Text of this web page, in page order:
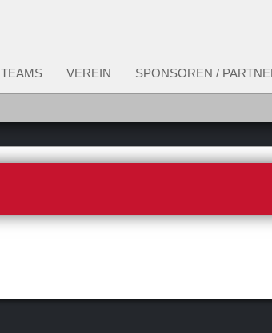
TEAMS VEREIN SPONSOREN /